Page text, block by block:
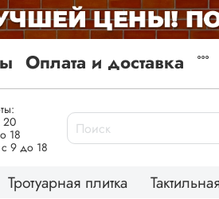
Оплата и доставка
20
18
9 до 18
Тротуарная плитка